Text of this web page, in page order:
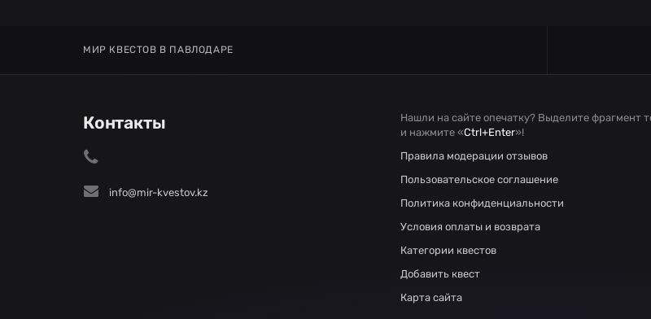
МИР КВЕСТОВ В ПАВЛОДАРЕ
Контакты
info@mir-kvestov.kz
Нашли на сайте опечатку? Выделите фрагмент
и нажмите «Ctrl+Enter»!
Правила модерации отзывов
Пользовательское соглашение
Политика конфиденциальности
Условия оплаты и возврата
Категории квестов
Добавить квест
Карта сайта